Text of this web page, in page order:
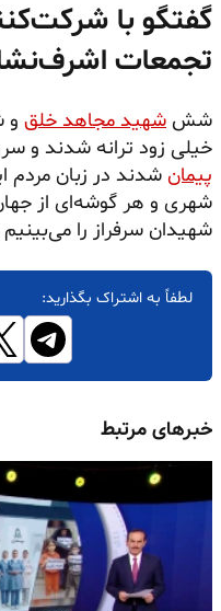
گفتگو با
تجمعات
شش شهید مجاهد خلق و
خیلی زود ترانه شدند و
پیمان شدند در زبان مردم
شهری و هر گوشه‌ای از
شهیدان سرفراز را
لطفاً به اشتراک بگذارید:
خبرهای مرتبط